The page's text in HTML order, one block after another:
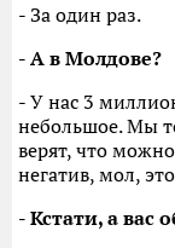
- За один раз.
- А в Молдове?
- У нас 3
небольшое. Мы
верят, что
негатив, мол,
- Кстати, а вас